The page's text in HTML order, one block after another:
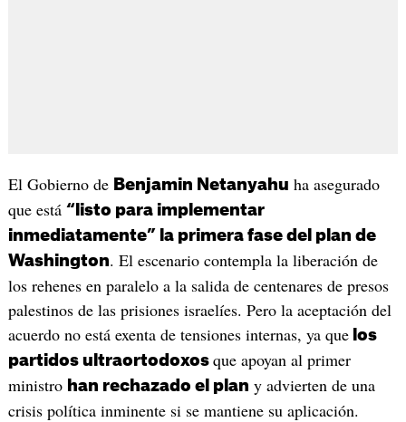
El Gobierno de Benjamin Netanyahu ha asegurado
que está “listo para implementar
inmediatamente” la primera fase del plan de
Washington. El escenario contempla la liberación de
los rehenes en paralelo a la salida de centenares de presos
palestinos de las prisiones israelíes. Pero la aceptación del
acuerdo no está exenta de tensiones internas, ya quelos
partidos ultraortodoxos que apoyan al primer
ministro han rechazado el plan y advierten de una
crisis política inminente si se mantiene su aplicación.